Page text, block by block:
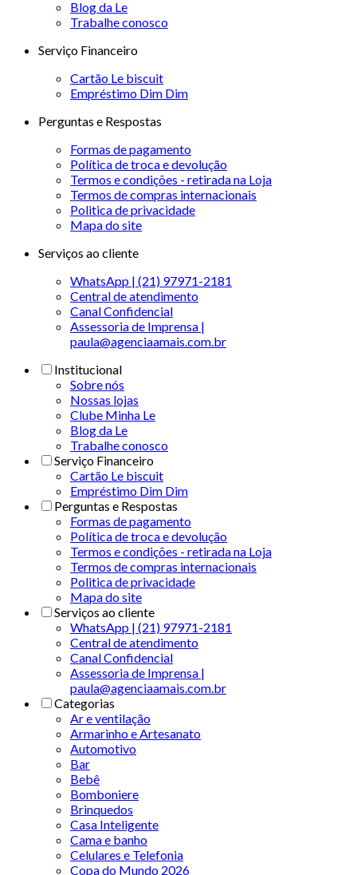
Blog da Le
Trabalhe conosco
Serviço Financeiro
Cartão Le biscuit
Empréstimo Dim Dim
Perguntas e Respostas
Formas de pagamento
Política de troca e devolução
Termos e condições - retirada na Loja
Termos de compras internacionais
Politica de privacidade
Mapa do site
Serviços ao cliente
WhatsApp | (21) 97971-2181
Central de atendimento
Canal Confidencial
Assessoria de Imprensa |
paula@agenciaamais.com.br
Institucional
Sobre nós
Nossas lojas
Clube Minha Le
Blog da Le
Trabalhe conosco
Serviço Financeiro
Cartão Le biscuit
Empréstimo Dim Dim
Perguntas e Respostas
Formas de pagamento
Política de troca e devolução
Termos e condições - retirada na Loja
Termos de compras internacionais
Politica de privacidade
Mapa do site
Serviços ao cliente
WhatsApp | (21) 97971-2181
Central de atendimento
Canal Confidencial
Assessoria de Imprensa |
paula@agenciaamais.com.br
Categorias
Ar e ventilação
Armarinho e Artesanato
Automotivo
Bar
Bebê
Bomboniere
Brinquedos
Casa Inteligente
Cama e banho
Celulares e Telefonia
Copa do Mundo 2026